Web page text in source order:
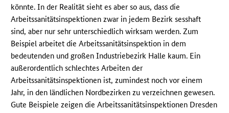
könnte. In der Realität sieht es aber so aus, dass die
Arbeitssanitätsinspektionen zwar in jedem Bezirk sesshaft
sind, aber nur sehr unterschiedlich wirksam werden. Zum
Beispiel arbeitet die Arbeitssanitätsinspektion in dem
bedeutenden und großen Industriebezirk Halle kaum. Ein
außerordentlich schlechtes Arbeiten der
Arbeitssanitätsinspektionen ist, zumindest noch vor einem
Jahr, in den ländlichen Nordbezirken zu verzeichnen gewesen.
Gute Beispiele zeigen die Arbeitssanitätsinspektionen Dresden